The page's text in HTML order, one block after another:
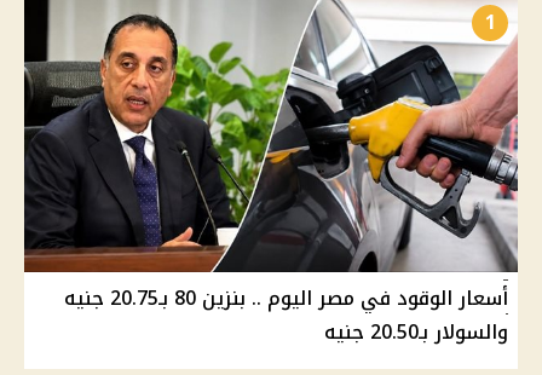
1
أسعار الوقود في مصر اليوم .. بنزين 80 بـ20.75 جنيه
والسولار بـ20.50 جنيه